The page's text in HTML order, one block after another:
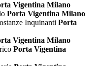
Vigentina Milano
Porta Vigentina Milano
Inquinanti Porta
Vigentina Milano
Porta Vigentina